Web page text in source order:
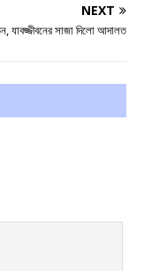
NEXT
যাবজ্জীবনের সাজা দিলো আদালত